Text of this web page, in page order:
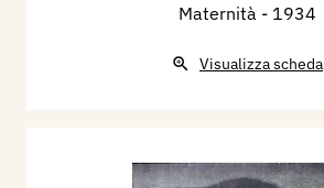
Maternità - 1934
Visualizza scheda